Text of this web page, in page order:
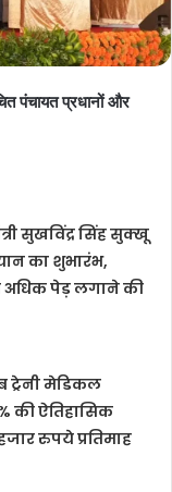
पंचायत प्रधानों और
सुखविंद्र सिंह सुक्खू
का शुभारंभ,
अधिक पेड़ लगाने की
ट्रेनी मेडिकल
की ऐतिहासिक
रुपये प्रतिमाह